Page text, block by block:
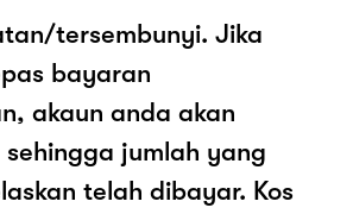
tersembunyi. Jika
bayaran
akaun anda akan
jumlah yang
telah dibayar. Kos